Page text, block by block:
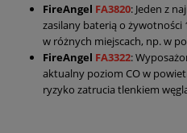
FireAngel FA3820: Jeden z
zasilany baterią o
w różnych miejscach, np. w
FireAngel FA3322:
aktualny poziom CO w
ryzyko zatrucia tlenkiem